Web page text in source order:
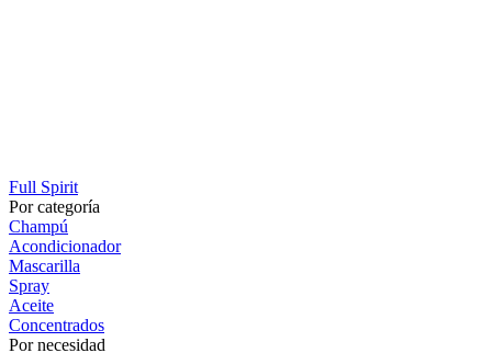
Full Spirit
Por categoría
Champú
Acondicionador
Mascarilla
Spray
Aceite
Concentrados
Por necesidad